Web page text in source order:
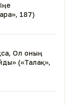
187)
Ол оның
(«Талақ»,